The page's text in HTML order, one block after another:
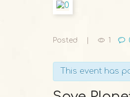
Posted 1
This event has